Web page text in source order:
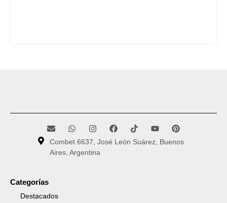
Combet 6637, José León Suárez, Buenos
Aires, Argentina
Categorías
Destacados